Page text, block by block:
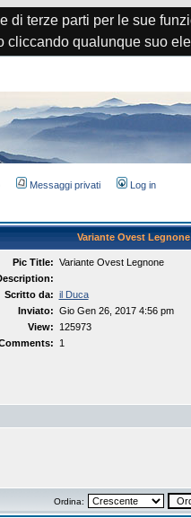
terze parti per le sue
qualunque suo
Messaggi privati Log in
Variante Ovest Legnone
Pic Title: Variante Ovest Legnone
Scritto da: il Duca
Inviato: Gio Gen 26, 2017 4:56 pm
View:
125973
1
Ordina: